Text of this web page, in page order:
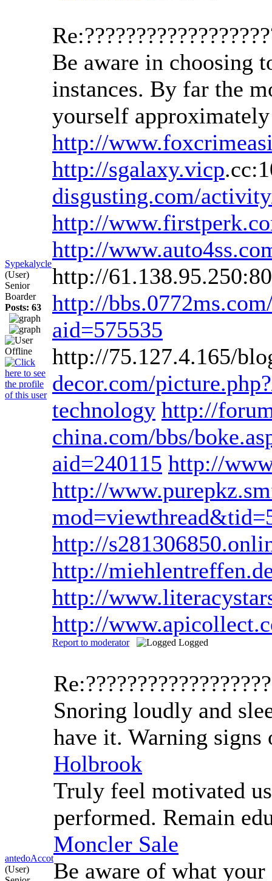
Sypekalycle
(User)
Senior
Boarder
Posts: 63
Be aware in choosing
instances. By far the
yourself
http://
http://sgalaxy.vicp
disgusting.com/
http://
http://
http://
http://
aid=575535
http://75.127.4.165/
decor.com/
technology http://
china.com/bbs/
aid=240115 http://
http://
http://
http://
http://
http://
Report to moderator Logged
antedoAccot
(User)
Snoring loudly and
have it. Warning
Holbrook
Truly feel motivated
performed. Remain
Moncler Sale
Be aware of what